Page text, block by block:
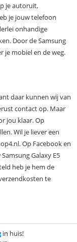
je autoruit,
je jouw telefoon
onhandige
Door de Samsung
je mobiel en de weg.
daar kunnen wij van
contact op. Maar
jou klaar. Op
Wil je liever een
Op Facebook en
Galaxy E5
heb je hem de
te
in huis!